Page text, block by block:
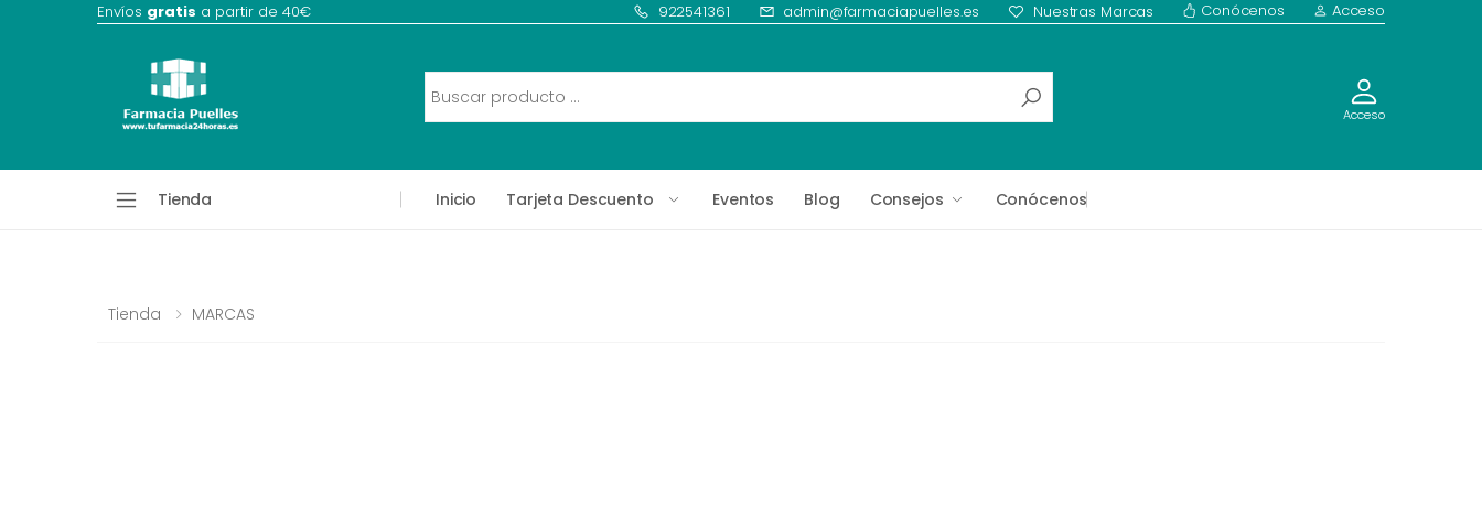
Envíos gratis a partir de 40€ 922541361 admin@farmaciapuelles.es Nuestras Marcas Conócenos Acceso
Acceso
Tienda Inicio Tarjeta Descuento Eventos Blog Consejos Conócenos
Tienda MARCAS